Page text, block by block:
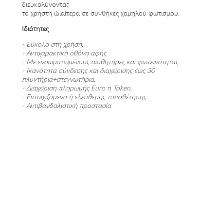
διευκολύνοντας
το χρήστη ιδιαίτερα σε συνθήκες χαμηλού φωτισμού.
Ιδιότητες
- Εύκολο στη χρήση.
- Αντιχαρακτική οθόνη αφής
- Με ενσωματωμένους αισθητήρες και φωτεινότητας.
- Ικανότητα σύνδεσης και διαχείρισης έως 30
πλυντήρια+στεγνωτήρια.
- Διαχείριση πληρωμής Euro ή Token.
- Εντοιχιζόμενο ή ελεύθερης τοποθέτησης.
- Αντιβανδαλιστική προστασία